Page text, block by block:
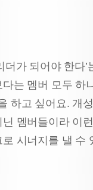
더가 되어야 한다
는 멤버 모두 하
하고 싶어요. 개
멤버들이라 이
시너지를 낼 수